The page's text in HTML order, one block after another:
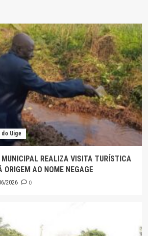
Uige
REALIZA VISITA TURÍSTICA
ORIGEM AO NOME NEGAGE
2026 0